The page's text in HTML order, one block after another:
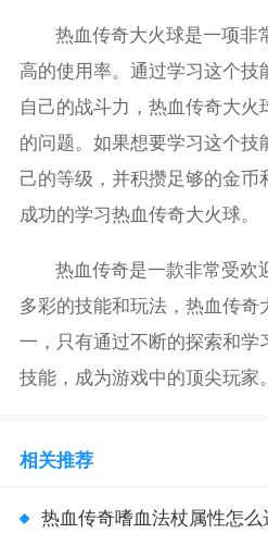
热血传奇大火球是一项非
高的使用率。通过学习这个技
自己的战斗力，热血传奇大
的问题。如果想要学习这个技
己的等级，并积攒足够的金币
成功的学习热血传奇大火球。
热血传奇是一款非常受欢
多彩的技能和玩法，热血传奇
一，只有通过不断的探索和学
技能，成为游戏中的顶尖玩家。
相关推荐
热血传奇嗜血法杖属性怎么